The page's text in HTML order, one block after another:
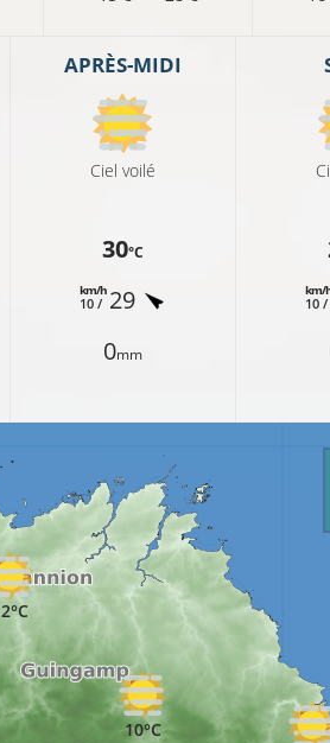
APRÈS-MIDI
Ciel voilé
30°C
10 /
km/h 29
0mm
10 /
km/
10°C